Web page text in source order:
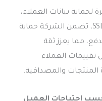
بيانات العملاء،
ومن خلال إضافة شهادات أمان SSL، تضمن الشركة حماية
مما يعزز ثقة
تقييمات العملاء
المنتجات والمصداقية.